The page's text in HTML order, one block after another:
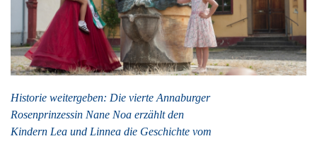
Historie weitergeben: Die vierte Annaburger
Rosenprinzessin Nane Noa erzählt den
Kindern Lea und Linnea die Geschichte vom